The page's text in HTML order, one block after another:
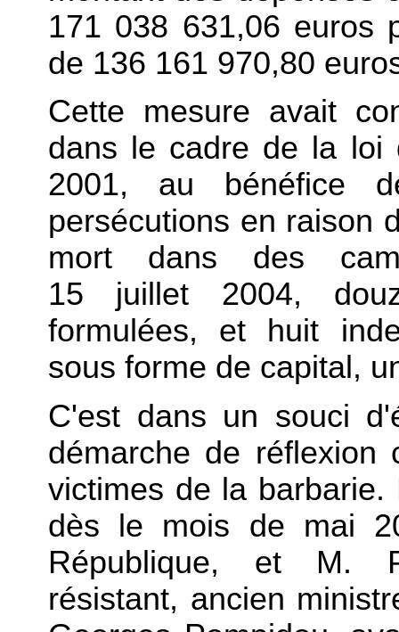
171 038 631,06 euros
de 136 161 970,80
Cette mesure avait
dans le cadre de la loi
2001, au bénéfice
persécutions en raison
mort dans des
15 juillet 2004,
formulées, et huit
sous forme de capital,
C'est dans un souci
démarche de réflexion
victimes de la
dès le mois de mai
République, et M.
résistant, ancien